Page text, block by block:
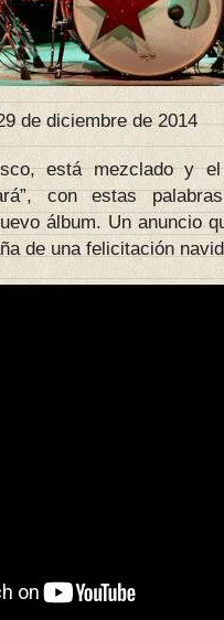
de diciembre de 2014
está mezclado y
con estas
álbum. Un anuncio
de una felicitación